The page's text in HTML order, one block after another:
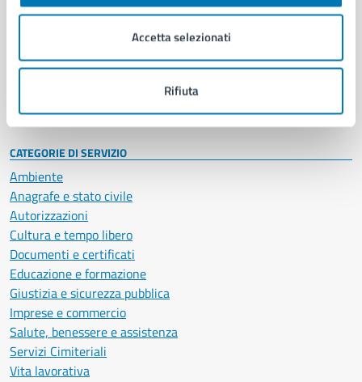
Accetta selezionati
Rifiuta
Enti e fondazioni
Personale amministrativo
Intranet, posta aziendale e protocollo
CATEGORIE DI SERVIZIO
Ambiente
Anagrafe e stato civile
Autorizzazioni
Cultura e tempo libero
Documenti e certificati
Educazione e formazione
Giustizia e sicurezza pubblica
Imprese e commercio
Salute, benessere e assistenza
Servizi Cimiteriali
Vita lavorativa